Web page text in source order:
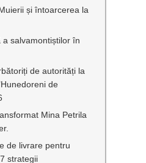
și întoarcerea la
salvamontiștilor în
de autorități la
de
Mina Petrila
de livrare pentru
strategii